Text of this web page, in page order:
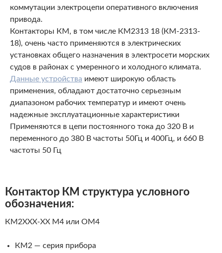
коммутации электроцепи оперативного включения
привода.
Контакторы КМ, в том числе КМ2313 18 (КМ-2313-
18), очень часто применяются в электрических
установках общего назначения в электросети морских
судов в районах с умеренного и холодного климата.
Данные устройства имеют широкую область
применения, обладают достаточно серьезным
диапазоном рабочих температур и имеют очень
надежные эксплуатационные характеристики
Применяются в цепи постоянного тока до 320 В и
переменного до 380 В частоты 50Гц и 400Гц, и 660 В
частоты 50 Гц
Контактор КМ структура условного
обозначения:
КМ2XXX-XX М4 или ОМ4
КМ2 — серия прибора